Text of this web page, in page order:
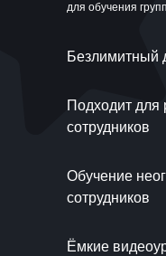
Безлимитный
Подходит для
сотрудников
Обучение
сотрудников
Ёмкие
для обучения